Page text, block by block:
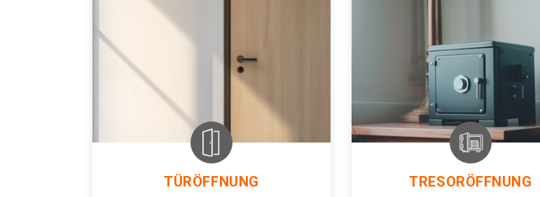
TÜRÖFFNUNG TRESORÖFFNUNG